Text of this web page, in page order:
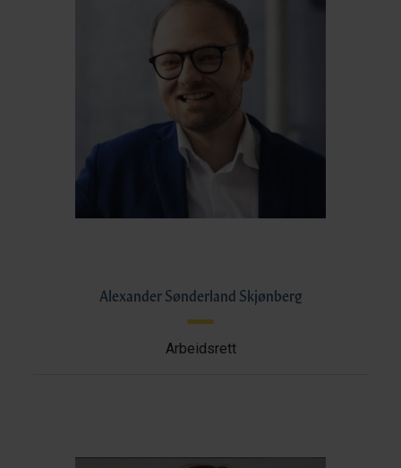
Alexander Sønderland Skjønberg
Arbeidsrett